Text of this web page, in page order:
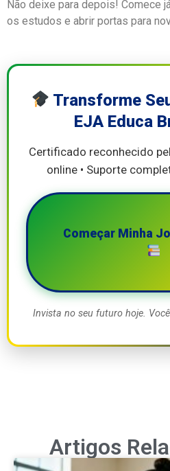
Não deixe para depois! Comece
os estudos e abrir portas para
Transforme
EJA Educa
Certificado reconhecido
online • Suporte
Começar Minha
Invista no seu futuro hoje.
Artigos